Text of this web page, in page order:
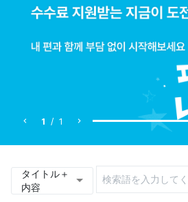
1 / 1
タイトル＋
内容